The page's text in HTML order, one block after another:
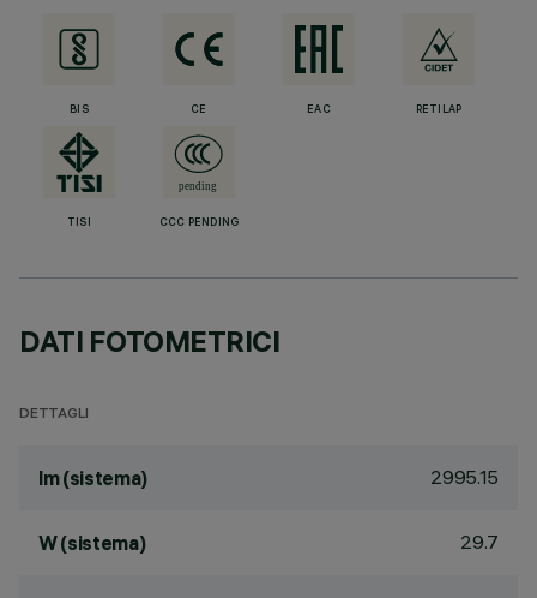
BIS CE EAC RETILAP
TISI CCC PENDING
DATI FOTOMETRICI
DETTAGLI
lm (sistema) 2995.15
W (sistema) 29.7